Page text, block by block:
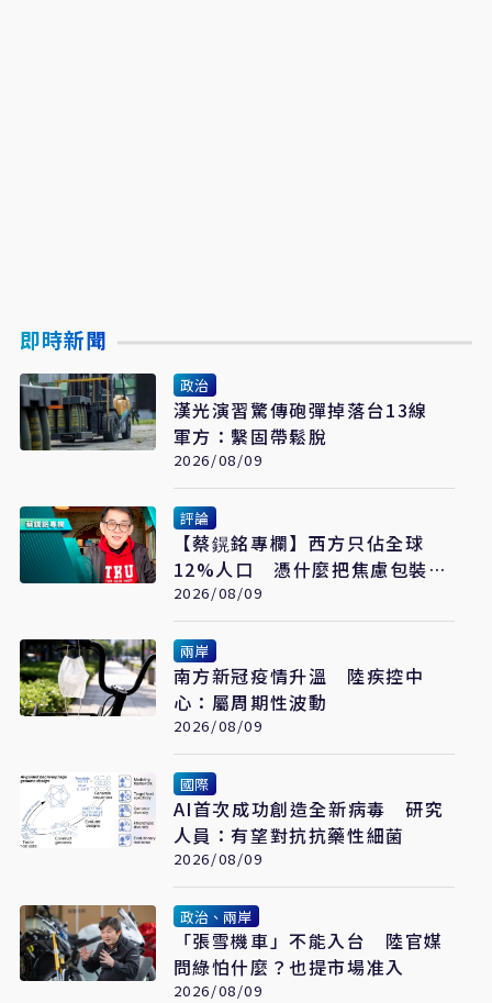
即時新聞
政治
漢光演習驚傳砲彈掉落台13線
軍方：繫固帶鬆脫
2026/08/09
評論
【蔡鎤銘專欄】西方只佔全球
12%人口 憑什麼把焦慮包裝成
普世價值
2026/08/09
兩岸
南方新冠疫情升溫 陸疾控中
心：屬周期性波動
2026/08/09
國際
AI首次成功創造全新病毒 研究
人員：有望對抗抗藥性細菌
2026/08/09
政治、兩岸
「張雪機車」不能入台 陸官媒
問綠怕什麼？也提市場准入
2026/08/09